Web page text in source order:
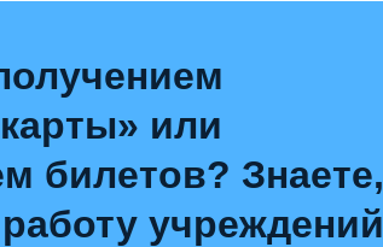
или
билетов? Знаете,
учреждений